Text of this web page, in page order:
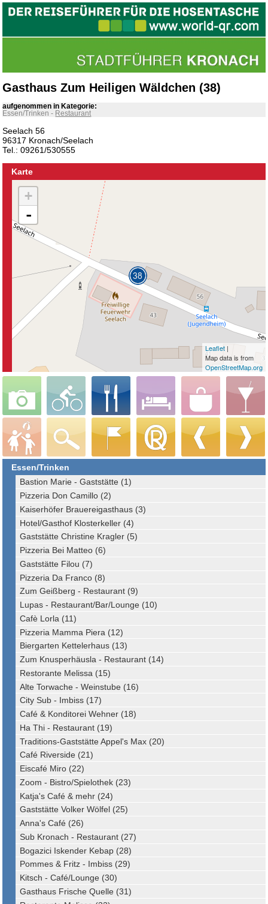
Gasthaus Zum Heiligen Wäldchen (38)
aufgenommen in Kategorie:
Essen/Trinken - Restaurant
Seelach 56
96317 Kronach/Seelach
Tel.: 09261/530555
Karte
+
-
Leaflet|
Map data is from
OpenStreetMap.org
Essen/Trinken
Bastion Marie - Gaststätte (1)
Pizzeria Don Camillo (2)
Kaiserhöfer Brauereigasthaus (3)
Hotel/Gasthof Klosterkeller (4)
Gaststätte Christine Kragler (5)
Pizzeria Bei Matteo (6)
Gaststätte Filou (7)
Pizzeria Da Franco (8)
Zum Geißberg - Restaurant (9)
Lupas - Restaurant/Bar/Lounge (10)
Cafè Lorla (11)
Pizzeria Mamma Piera (12)
Biergarten Kettelerhaus (13)
Zum Knusperhäusla - Restaurant (14)
Restorante Melissa (15)
Alte Torwache - Weinstube (16)
City Sub - Imbiss (17)
Café & Konditorei Wehner (18)
Ha Thi - Restaurant (19)
Traditions-Gaststätte Appel's Max (20)
Café Riverside (21)
Eiscafé Miro (22)
Zoom - Bistro/Spielothek (23)
Katja's Café & mehr (24)
Gaststätte Volker Wölfel (25)
Anna's Café (26)
Sub Kronach - Restaurant (27)
Bogazici Iskender Kebap (28)
Pommes & Fritz - Imbiss (29)
Kitsch - Café/Lounge (30)
Gasthaus Frische Quelle (31)